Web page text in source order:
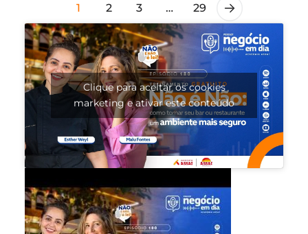
1 2 3 … 29
Clique para aceitar os cookies
marketing e ativar este conteúdo